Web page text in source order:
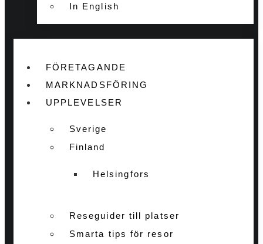
In English
FÖRETAGANDE
MARKNADSFÖRING
UPPLEVELSER
Sverige
Finland
Helsingfors
Reseguider till platser
Smarta tips för resor